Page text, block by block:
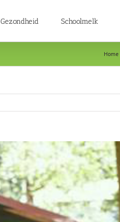
Gezondheid Schoolmelk
Home